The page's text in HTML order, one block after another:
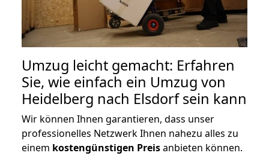
Umzug leicht gemacht: Erfahren
Sie, wie einfach ein Umzug von
Heidelberg nach Elsdorf sein kann
Wir können Ihnen garantieren, dass unser
professionelles Netzwerk Ihnen nahezu alles zu
einem kostengünstigen Preisanbieten können.